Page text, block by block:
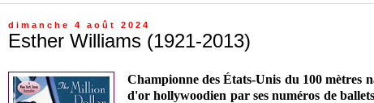
dimanche 4 août 2024
Esther Williams (1921-2013)
Championne des États-Unis du 100 mètres
d'or hollywoodien par ses numéros de